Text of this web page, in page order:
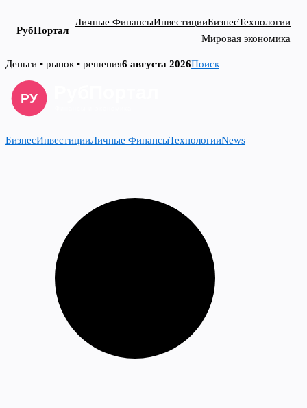
РубПортал
Личные ФинансыИнвестицииБизнесТехнологии
Мировая экономика
Skip
content
Деньги • рынок • решения6 августа 2026Поиск
БизнесИнвестицииЛичные ФинансыТехнологииNews